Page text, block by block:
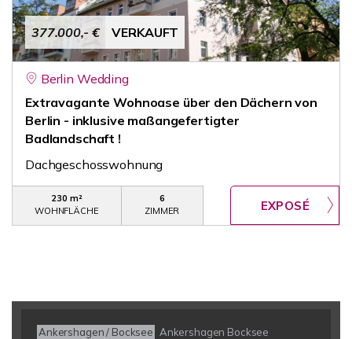
377.000,- € VERKAUFT
Berlin Wedding
Extravagante Wohnoase über den Dächern von
Berlin - inklusive maßangefertigter
Badlandschaft !
Dachgeschosswohnung
230 m²
WOHNFLÄCHE
6
ZIMMER
Ankershagen / Bocksee
Ankershagen Bocksee